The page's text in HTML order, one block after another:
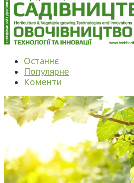
Останнє
Популярне
Коменти